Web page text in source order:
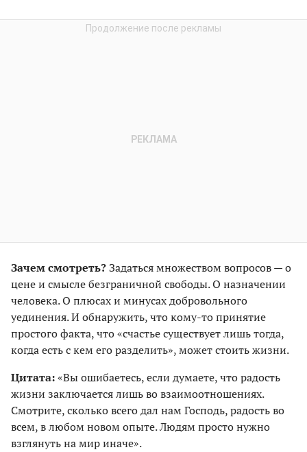
Зачем смотреть?Задаться множеством вопросов — о
цене и смысле безграничной свободы. О назначении
человека. О плюсах и минусах добровольного
уединения. И обнаружить, что кому-то принятие
простого факта, что «счастье существует лишь тогда,
когда есть с кем его разделить», может стоить жизни.
Цитата:«Вы ошибаетесь, если думаете, что радость
жизни заключается лишь во взаимоотношениях.
Смотрите, сколько всего дал нам Господь, радость во
всем, в любом новом опыте. Людям просто нужно
взглянуть на мир иначе».